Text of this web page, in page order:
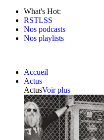
What's Hot:
RSTLSS
Nos podcasts
Nos playlists
Accueil
Actus
ActusVoir plus